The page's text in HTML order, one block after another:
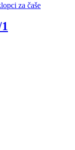
za čaše